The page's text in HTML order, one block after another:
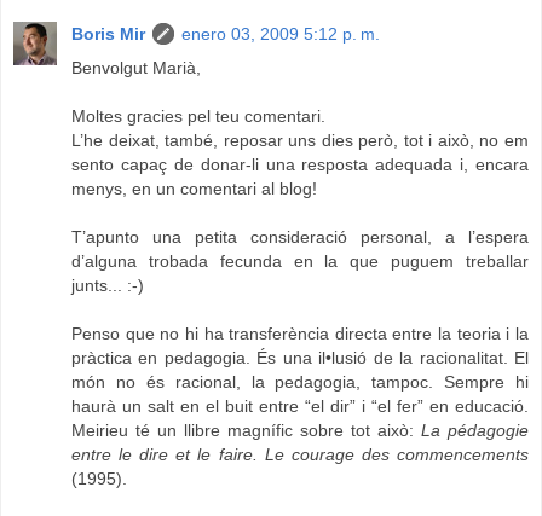
Boris Mir
enero 03, 2009 5:12 p. m.
Benvolgut Marià,
Moltes gracies pel teu comentari.
L’he deixat, també, reposar uns dies però, tot i això, no em
sento capaç de donar-li una resposta adequada i, encara
menys, en un comentari al blog!
T’apunto una petita consideració personal, a l’espera
d’alguna trobada fecunda en la que puguem treballar
junts... :-)
Penso que no hi ha transferència directa entre la teoria i la
pràctica en pedagogia. És una il•lusió de la racionalitat. El
món no és racional, la pedagogia, tampoc. Sempre hi
haurà un salt en el buit entre “el dir” i “el fer” en educació.
Meirieu té un llibre magnífic sobre tot això: La pédagogie
entre le dire et le faire. Le courage des commencements
(1995).